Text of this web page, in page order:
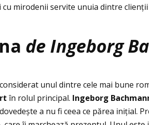
cu mirodenii servite unuia dintre
de Ingeborg
unul dintre cele mai bune
în rolul principal. Ingeborg
a nu fi ceea ce părea iniţial.